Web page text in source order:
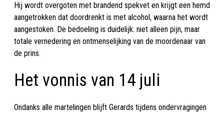
Hij wordt overgoten met brandend spekvet en krijgt een hemd
aangetrokken dat doordrenkt is met alcohol, waarna het wordt
aangestoken. De bedoeling is duidelijk: niet alleen pijn, maar
totale vernedering en ontmenselijking van de moordenaar van
de prins.
Het vonnis van 14 juli
Ondanks alle martelingen blijft Gerards tijdens ondervragingen